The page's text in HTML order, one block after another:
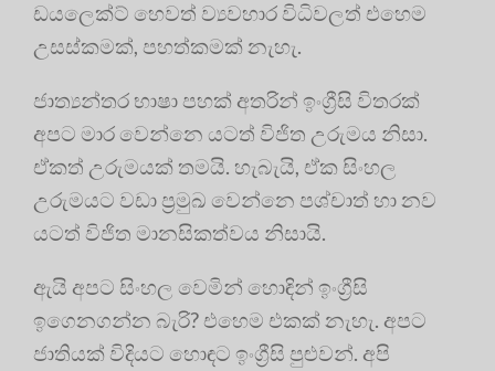
ඩයලෙක්ට් හෙවත් ව්‍යවහාර විධිවලත් එහෙම
උසස්කමක්, පහත්කමක් නැහැ.
ජාත්‍යන්තර භාෂා පහක් අතරින් ඉංග්‍රීසි විතරක්
අපට මාර වෙන්නෙ යටත් විජිත උරුමය නිසා.
ඒකත් උරුමයක් තමයි. හැබැයි, ඒක සිංහල
උරුමයට වඩා ප්‍රමුඛ වෙන්නෙ පශ්චාත් හා නව
යටත් විජිත මානසිකත්වය නිසායි.
ඇයි අපට සිංහල වෙමින් හොඳින් ඉංග්‍රීසි
ඉගෙනගන්න බැරි? එහෙම එකක් නැහැ. අපට
ජාතියක් විදියට හොඳට ඉංග්‍රීසි පුළුවන්. අපි